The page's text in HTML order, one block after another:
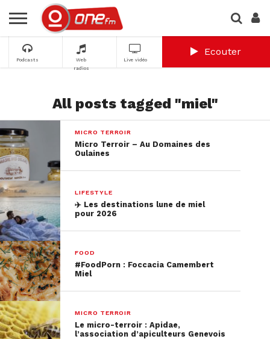
Podcasts
Web
radios
Live vidéo
Ecouter
All posts tagged "miel"
MICRO TERROIR
Micro Terroir – Au Domaines des
Oulaines
LIFESTYLE
✈️​ Les destinations lune de miel
pour 2026
FOOD
#FoodPorn : Foccacia Camembert
Miel
MICRO TERROIR
Le micro-terroir : Apidae,
l’association d’apiculteurs Genevois